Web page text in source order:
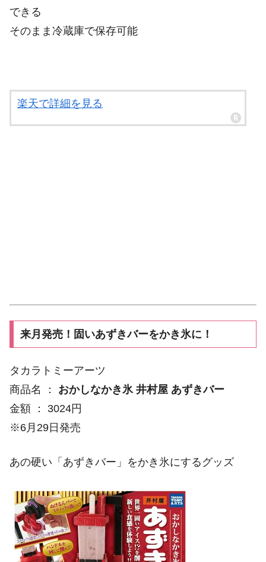
できる
そのまま冷蔵庫で保存可能
楽天で詳細を見る
来月発売！固いあずきバーをかき氷に！
タカラトミーアーツ
商品名 ： おかしなかき氷 井村屋 あずきバー
金額 ： 3024円
※6月29日発売
あの硬い「あずきバー」をかき氷にするグッズ